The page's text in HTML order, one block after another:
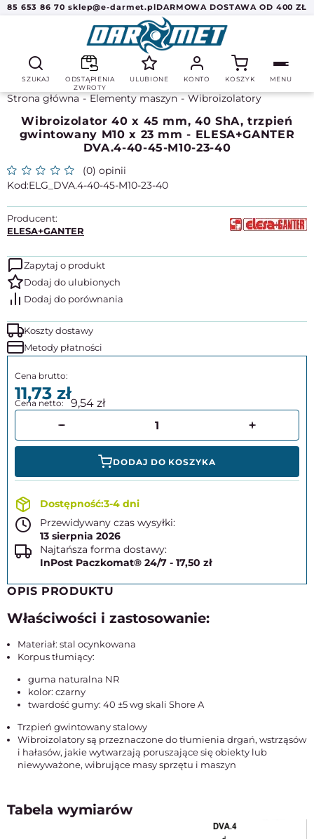
85 653 86 70 sklep@e-darmet.plDARMOWA DOSTAWA OD 400 ZŁ
SZUKAJ
ODSTĄPIENIA
ZWROTY
ULUBIONE KONTO KOSZYK MENU
Strona główna Elementy maszyn Wibroizolatory
Wibroizolator 40 x 45 mm, 40 ShA, trzpień
gwintowany M10 x 23 mm - ELESA+GANTER
DVA.4-40-45-M10-23-40
(0) opinii
ELG_DVA.4-40-45-M10-23-40
Producent:
ELESA+GANTER
Zapytaj o produkt
Koszty dostawy
Metody płatności
11,73 9,54
DODAJ DO KOSZYKA
3-4 dni
Przewidywany czas wysyłki:
13 sierpnia 2026
Najtańsza forma dostawy:
InPost Paczkomat® 24/7 - 17,50 zł
OPIS PRODUKTU
Właściwości i zastosowanie:
Materiał: stal ocynkowana
Korpus tłumiący:
guma naturalna NR
kolor: czarny
twardość gumy: 40 ±5 wg skali Shore A
Trzpień gwintowany stalowy
Wibroizolatory są przeznaczone do tłumienia drgań, wstrząsów
i hałasów, jakie wytwarzają poruszające się obiekty lub
niewyważone, wibrujące masy sprzętu i maszyn
Tabela wymiarów